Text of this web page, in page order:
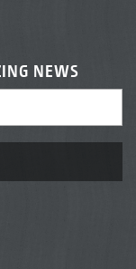
NEWS